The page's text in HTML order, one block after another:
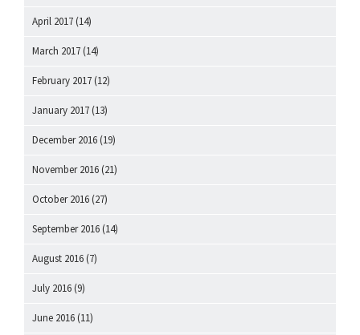
April 2017 (14)
March 2017 (14)
February 2017 (12)
January 2017 (13)
December 2016 (19)
November 2016 (21)
October 2016 (27)
September 2016 (14)
August 2016 (7)
July 2016 (9)
June 2016 (11)